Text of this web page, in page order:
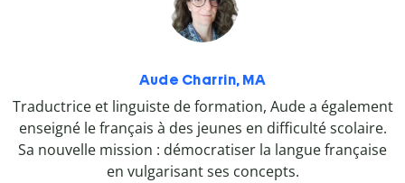
Aude Charrin, MA
Traductrice et linguiste de formation, Aude a également
enseigné le français à des jeunes en difficulté scolaire.
Sa nouvelle mission : démocratiser la langue française
en vulgarisant ses concepts.